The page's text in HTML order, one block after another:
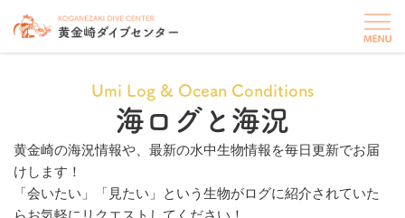
Umi Log & Ocean Conditions
海ログと海況
黄金崎の海況情報や、最新の水中生物情報を毎日更新でお届
けします！
「会いたい」「見たい」という生物がログに紹介されていた